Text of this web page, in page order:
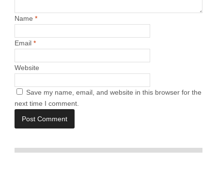
Name *
Email *
Website
Save my name, email, and website in this browser for the
next time I comment.